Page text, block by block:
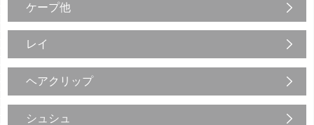
ケープ他
レイ
ヘアクリップ
シュシュ